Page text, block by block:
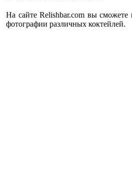
На сайте Relishbar.com вы
фотографии различных коктейлей.